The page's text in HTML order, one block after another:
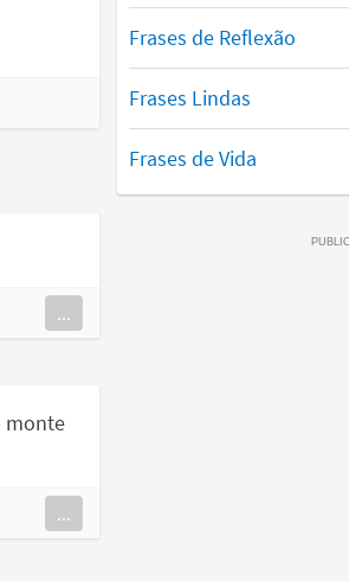
...
monte
...
Frases de Reflexão
Frases Lindas
Frases de Vida